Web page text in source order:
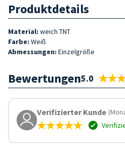
Produktdetails
Material: weich TNT
Farbe: Weiß
Abmessungen: Einzelgröße
Bewertungen5.0
Verifizierter Kunde